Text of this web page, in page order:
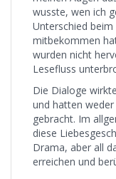
wusste, wen ich
Unterschied beim
mitbekommen
wurden nicht
Lesefluss
Die Dialoge
und hatten
gebracht. Im
diese
Drama, aber all
erreichen und